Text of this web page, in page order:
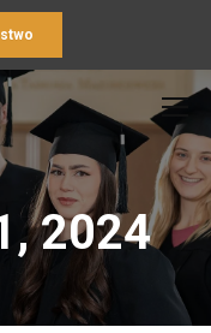
2024